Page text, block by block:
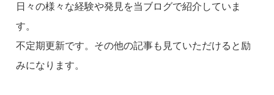
日々の様々な経験や発見を当ブログで紹介していま
す。
不定期更新です。その他の記事も見ていただけると励
みになります。